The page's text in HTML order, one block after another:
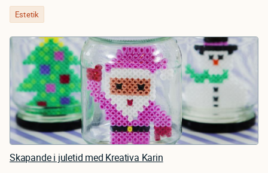
Estetik
Skapande i juletid med Kreativa Karin